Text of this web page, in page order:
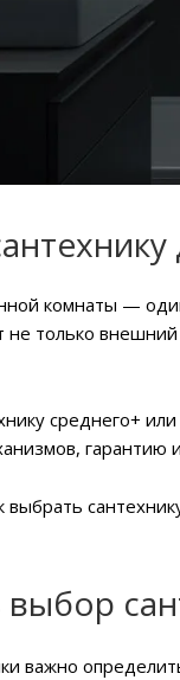
комнаты —
не только
среднего+
гарантию
выбрать
выбор
важно